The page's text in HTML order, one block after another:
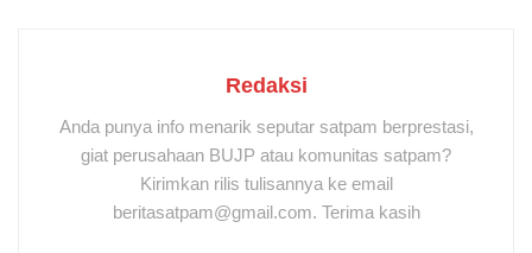
Redaksi
Anda punya info menarik seputar satpam berprestasi,
giat perusahaan BUJP atau komunitas satpam?
Kirimkan rilis tulisannya ke email
beritasatpam@gmail.com. Terima kasih